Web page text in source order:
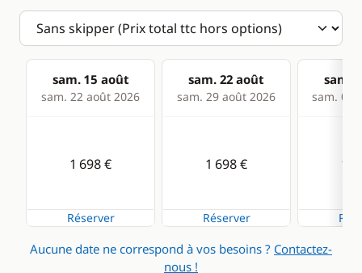
Pilote automatique
VHF
Cuisinière
Chauffage
sam. 15 août
sam. 22 août 2026
sam. 22 août
sam. 29 août 2026
sam.
sam. 05
1 698 €
Réserver
1 698 €
Réserver
1
Aucune date ne correspond à vos besoins ? Contactez-
nous !